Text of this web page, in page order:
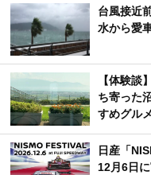
台風接近
水から愛
【体験談
ち寄った
すめグル
日産「
12月6日